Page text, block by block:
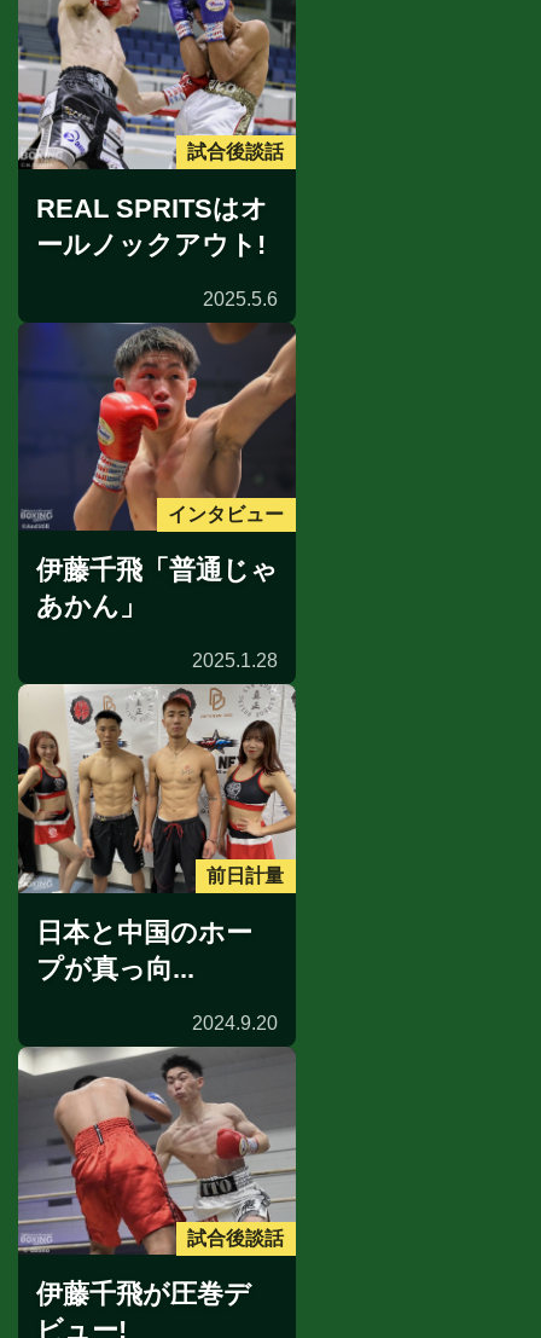
試合後談話
REAL SPRITSはオ
ールノックアウト!
2025.5.6
インタビュー
伊藤千飛「普通じゃ
あかん」
2025.1.28
前日計量
日本と中国のホー
プが真っ向...
2024.9.20
試合後談話
伊藤千飛が圧巻デ
ビュー!